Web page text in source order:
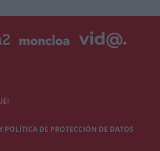
POLÍTICA DE PROTECCIÓN DE DATOS